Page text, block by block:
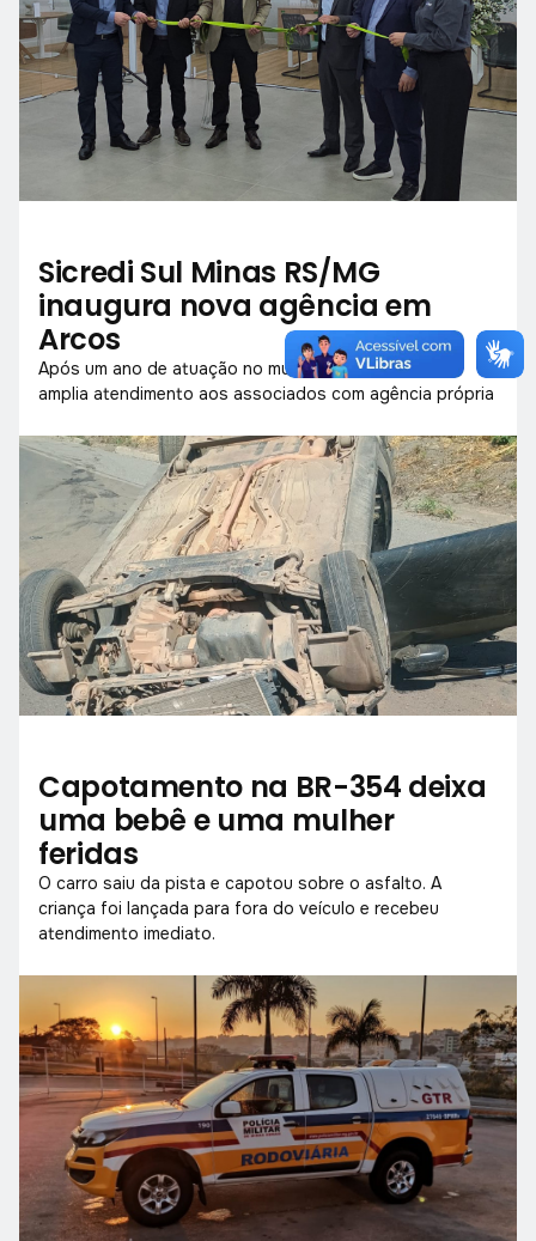
Sicredi Sul Minas RS/MG
inaugura nova agência em
Arcos
Após um ano de atuação no município, cooperativa
amplia atendimento aos associados com agência própria
Capotamento na BR-354 deixa
uma bebê e uma mulher
feridas
O carro saiu da pista e capotou sobre o asfalto. A
criança foi lançada para fora do veículo e recebeu
atendimento imediato.